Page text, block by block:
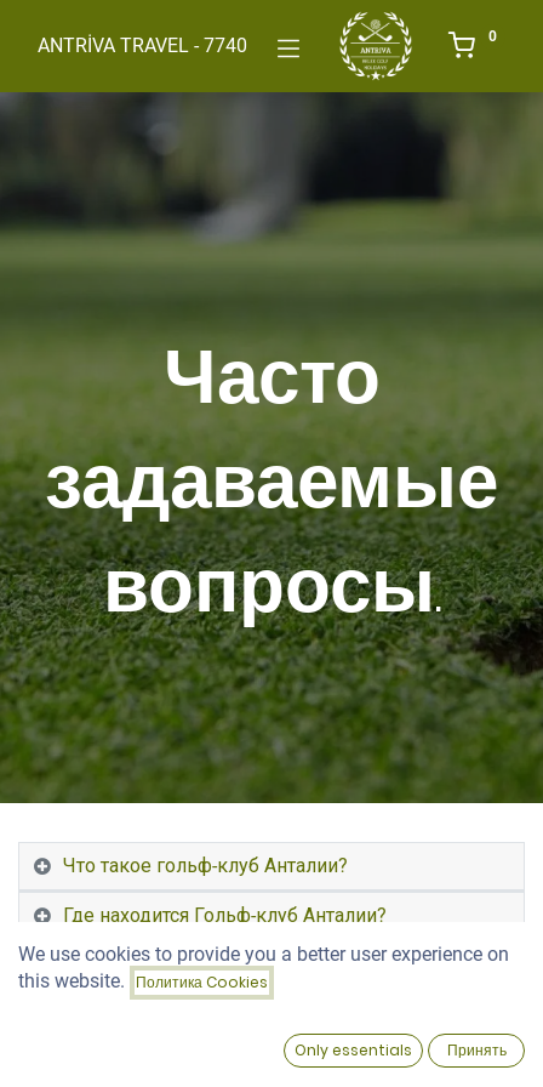
Wishlist Account
ANTRİVA TRAVEL - 7740 0
Часто
задаваемые
вопросы.
Что такое гольф-клуб Анталии?
Где находится Гольф-клуб Анталии?
Какие поля для гольфа есть в гольф-клубе
Antalya Golf Club?
Подходит ли гольф-клуб Antalya Golf Club для
We use cookies to provide you a better user experience on
this website.
Политика Cookies
Only essentials Принять